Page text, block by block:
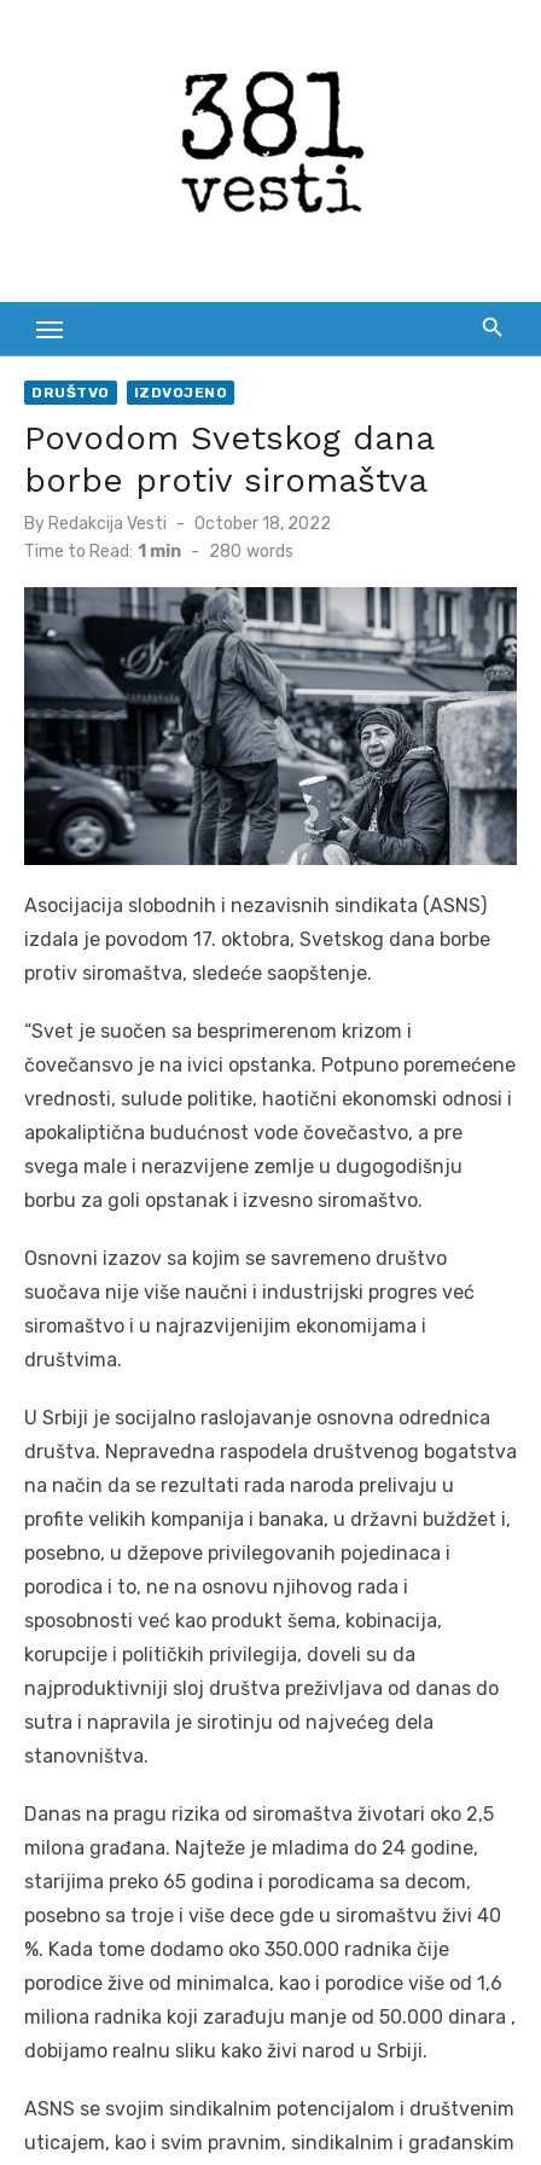
DRUŠTVO IZDVOJENO
Povodom Svetskog dana
borbe protiv siromaštva
By Redakcija Vesti
Posted
on
October 18, 2022
Time to Read: 1 min - 280 words
Asocijacija slobodnih i nezavisnih sindikata (ASNS)
izdala je povodom 17. oktobra, Svetskog dana borbe
protiv siromaštva, sledeće saopštenje.
“Svet je suočen sa besprimerenom krizom i
čovečansvo je na ivici opstanka. Potpuno poremećene
vrednosti, sulude politike, haotični ekonomski odnosi i
apokaliptična budućnost vode čovečastvo, a pre
svega male i nerazvijene zemlje u dugogodišnju
borbu za goli opstanak i izvesno siromaštvo.
Osnovni izazov sa kojim se savremeno društvo
suočava nije više naučni i industrijski progres već
siromaštvo i u najrazvijenijim ekonomijama i
društvima.
U Srbiji je socijalno raslojavanje osnovna odrednica
društva. Nepravedna raspodela društvenog bogatstva
na način da se rezultati rada naroda prelivaju u
profite velikih kompanija i banaka, u državni buždžet i,
posebno, u džepove privilegovanih pojedinaca i
porodica i to, ne na osnovu njihovog rada i
sposobnosti već kao produkt šema, kobinacija,
korupcije i političkih privilegija, doveli su da
najproduktivniji sloj društva preživljava od danas do
sutra i napravila je sirotinju od najvećeg dela
stanovništva.
Danas na pragu rizika od siromaštva životari oko 2,5
milona građana. Najteže je mladima do 24 godine,
starijima preko 65 godina i porodicama sa decom,
posebno sa troje i više dece gde u siromaštvu živi 40
%. Kada tome dodamo oko 350.000 radnika čije
porodice žive od minimalca, kao i porodice više od 1,6
miliona radnika koji zarađuju manje od 50.000 dinara ,
dobijamo realnu sliku kako živi narod u Srbiji.
ASNS se svojim sindikalnim potencijalom i društvenim
uticajem, kao i svim pravnim, sindikalnim i građanskim